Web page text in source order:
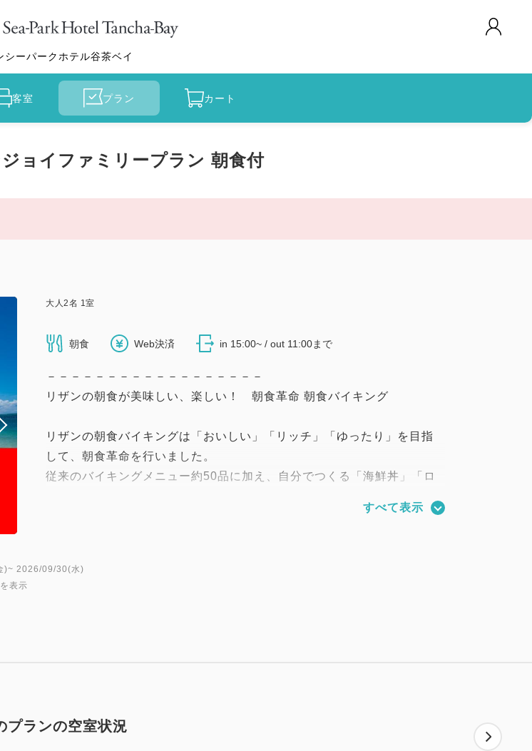
シーパークホテル谷茶ベイ
客室 プラン カート
ョイファミリープラン 朝食付
大人2名 1室
朝食 Web決済 in 15:00~ / out 11:00まで
－－－－－－－－－－－－－－－－－－
リザンの朝食が美味しい、楽しい！ 朝食革命 朝食バイキング
リザンの朝食バイキングは「おいしい」「リッチ」「ゆったり」を目指
して、朝食革命を行いました。
従来のバイキングメニュー約50品に加え、自分でつくる「海鮮丼」「ロ
リザンの朝食革命を是非お楽しみください！
★ご予約はインターネット限定で、ご宿泊日の30日前まで可能です。
すべて表示
)~ 2026/09/30(水)
表示
プランの空室状況